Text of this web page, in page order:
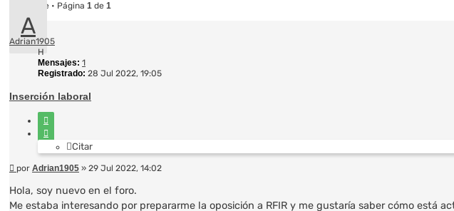
1 mensaje • Página 1 de 1
A
Adrian1905
H
Mensajes: 1
Registrado: 28 Jul 2022, 19:05
Inserción laboral
Citar
Mensaje
por Adrian1905 » 29 Jul 2022, 14:02
Hola, soy nuevo en el foro.
Me estaba interesando por prepararme la oposición a RFIR y me gustaría saber cómo está